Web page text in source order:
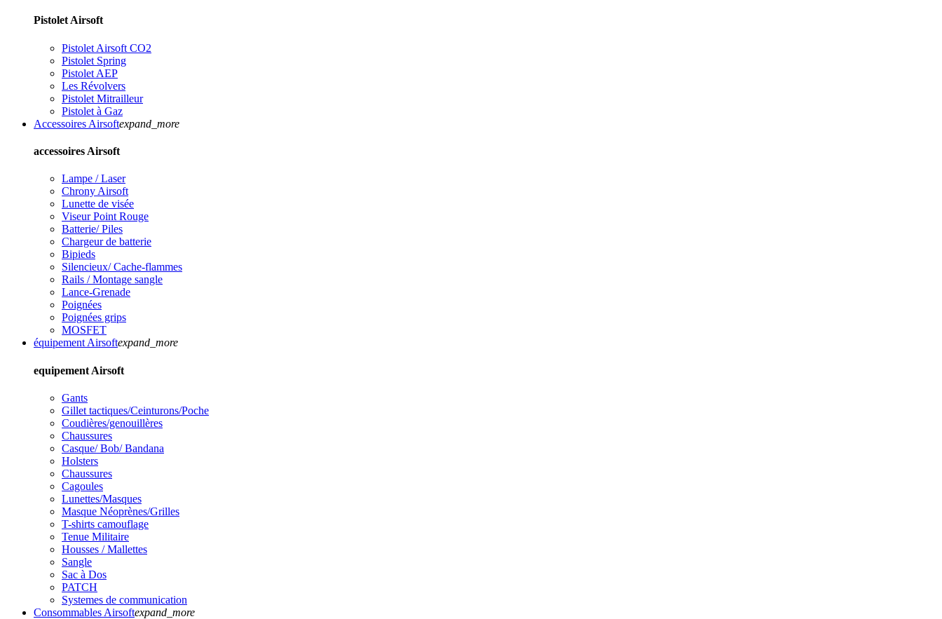
Pistolet Airsoft
Pistolet Airsoft CO2
Pistolet Spring
Pistolet AEP
Les Révolvers
Pistolet Mitrailleur
Pistolet à Gaz
Accessoires Airsoftexpand_more
accessoires Airsoft
Lampe / Laser
Chrony Airsoft
Lunette de visée
Viseur Point Rouge
Batterie/ Piles
Chargeur de batterie
Bipieds
Silencieux/ Cache-flammes
Rails / Montage sangle
Lance-Grenade
Poignées
Poignées grips
MOSFET
équipement Airsoftexpand_more
equipement Airsoft
Gants
Gillet tactiques/Ceinturons/Poche
Coudières/genouillères
Chaussures
Casque/ Bob/ Bandana
Holsters
Chaussures
Cagoules
Lunettes/Masques
Masque Néoprènes/Grilles
T-shirts camouflage
Tenue Militaire
Housses / Mallettes
Sangle
Sac à Dos
PATCH
Systemes de communication
Consommables Airsoftexpand_more